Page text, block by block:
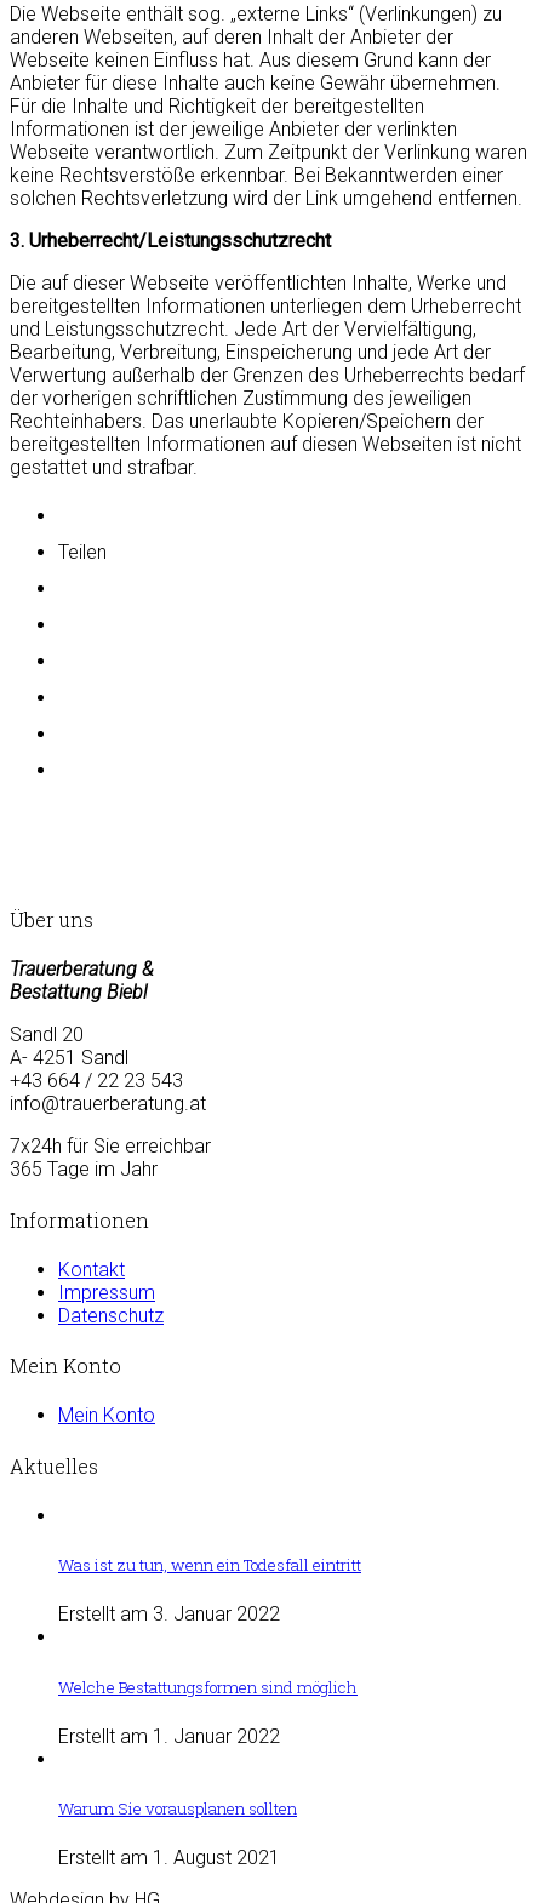
Die Webseite enthält sog. „externe Links“ (Verlinkungen) zu
anderen Webseiten, auf deren Inhalt der Anbieter der
Webseite keinen Einfluss hat. Aus diesem Grund kann der
Anbieter für diese Inhalte auch keine Gewähr übernehmen.
Für die Inhalte und Richtigkeit der bereitgestellten
Informationen ist der jeweilige Anbieter der verlinkten
Webseite verantwortlich. Zum Zeitpunkt der Verlinkung waren
keine Rechtsverstöße erkennbar. Bei Bekanntwerden einer
solchen Rechtsverletzung wird der Link umgehend entfernen.
3. Urheberrecht/Leistungsschutzrecht
Die auf dieser Webseite veröffentlichten Inhalte, Werke und
bereitgestellten Informationen unterliegen dem Urheberrecht
und Leistungsschutzrecht. Jede Art der Vervielfältigung,
Bearbeitung, Verbreitung, Einspeicherung und jede Art der
Verwertung außerhalb der Grenzen des Urheberrechts bedarf
der vorherigen schriftlichen Zustimmung des jeweiligen
Rechteinhabers. Das unerlaubte Kopieren/Speichern der
bereitgestellten Informationen auf diesen Webseiten ist nicht
gestattet und strafbar.
Teilen
Über uns
Trauerberatung &
Bestattung Biebl
Sandl 20
A- 4251 Sandl
+43 664 / 22 23 543
info@trauerberatung.at
7x24h für Sie erreichbar
365 Tage im Jahr
Informationen
Kontakt
Impressum
Datenschutz
Mein Konto
Mein Konto
Aktuelles
Was ist zu tun, wenn ein Todesfall eintritt
Erstellt am 3. Januar 2022
Welche Bestattungsformen sind möglich
Erstellt am 1. Januar 2022
Warum Sie vorausplanen sollten
Erstellt am 1. August 2021